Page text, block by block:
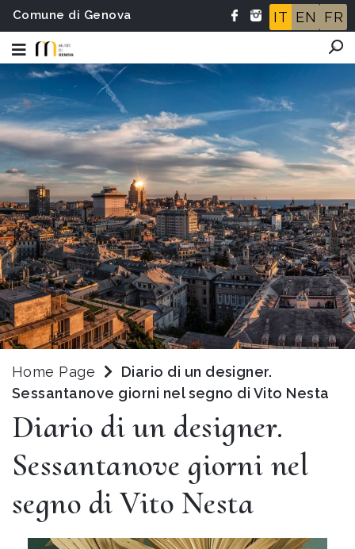
Comune di Genova IT EN FR
Home Page
Diario di un designer.
Sessantanove giorni nel segno di Vito Nesta
Diario di un designer.
Sessantanove giorni nel
segno di Vito Nesta